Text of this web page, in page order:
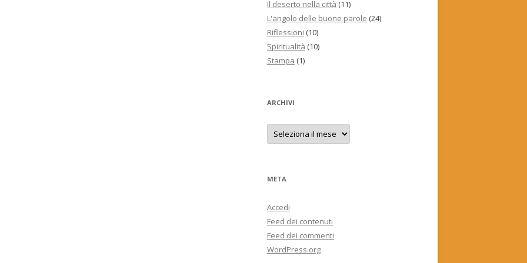
Il deserto nella città (11)
L'angolo delle buone parole (24)
Riflessioni (10)
Spiritualità (10)
Stampa (1)
ARCHIVI
Archivi
META
Accedi
Feed dei contenuti
Feed dei commenti
WordPress.org